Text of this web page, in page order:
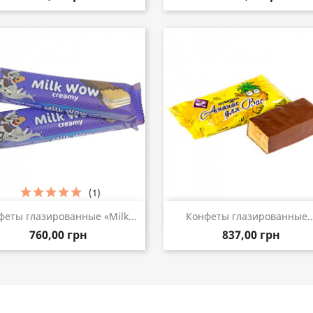
глазированные «Milk...
760,00 грн
(1)
Быстрый просмотр Конфеты
837,00 грн
Быстрый просмотр